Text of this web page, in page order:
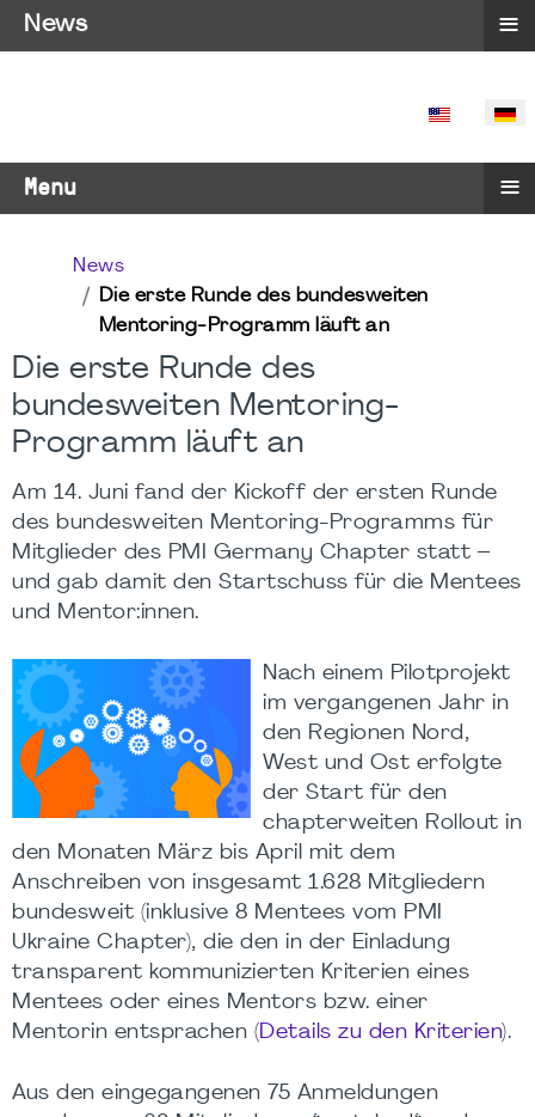
SPRACHE
Menu ≡
News
Die erste Runde des bundesweiten
Mentoring-Programm läuft an
Die erste Runde des
bundesweiten Mentoring-
Programm läuft an
Am 14. Juni fand der Kickoff der ersten Runde
des bundesweiten Mentoring-Programms für
Mitglieder des PMI Germany Chapter statt –
und gab damit den Startschuss für die Mentees
und Mentor:innen.
Nach einem Pilotprojekt
im vergangenen Jahr in
den Regionen Nord,
West und Ost erfolgte
der Start für den
chapterweiten Rollout in
den Monaten März bis April mit dem
Anschreiben von insgesamt 1.628 Mitgliedern
bundesweit (inklusive 8 Mentees vom PMI
Ukraine Chapter), die den in der Einladung
transparent kommunizierten Kriterien eines
Mentees oder eines Mentors bzw. einer
Mentorin entsprachen (Details zu den Kriterien).
Aus den eingegangenen 75 Anmeldungen
News ≡